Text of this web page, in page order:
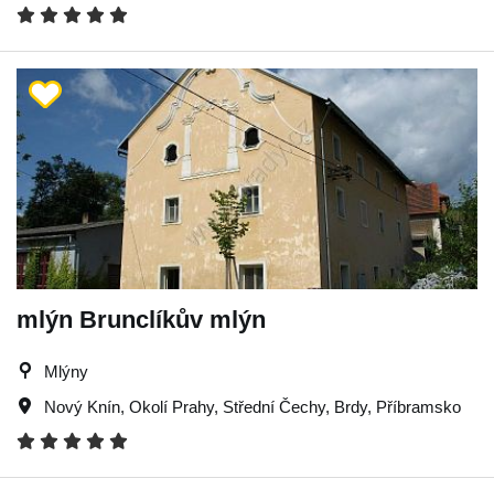
mlýn Brunclíkův mlýn
Mlýny
Nový Knín, Okolí Prahy, Střední Čechy, Brdy, Příbramsko